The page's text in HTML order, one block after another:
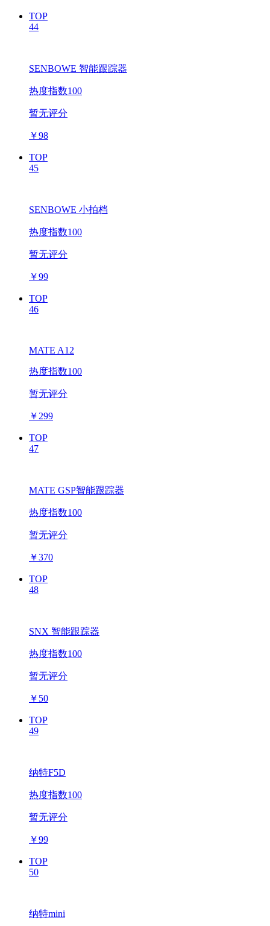
TOP
44
SENBOWE 智能跟踪器
热度指数100
暂无评分
￥98
TOP
45
SENBOWE 小拍档
热度指数100
暂无评分
￥99
TOP
46
MATE A12
热度指数100
暂无评分
￥ 299
TOP
47
MATE GSP智能跟踪器
热度指数100
暂无评分
￥370
TOP
48
SNX 智能跟踪器
热度指数100
暂无评分
￥ 50
TOP
49
纳特F5D
热度指数100
暂无评分
￥99
TOP
50
纳特mini